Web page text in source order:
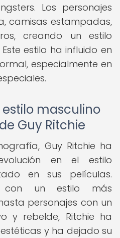
Los personajes
camisas estampadas,
creando un estilo
estilo ha influido en
especialmente en
masculino
Guy Ritchie
Guy Ritchie ha
en el estilo
en sus películas.
con un estilo más
personajes con un
y rebelde, Ritchie ha
y ha dejado su